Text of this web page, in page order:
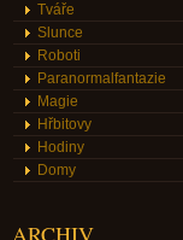
Tváře
Slunce
Roboti
Paranormalfantazie
Magie
Hřbitovy
Hodiny
Domy
ARCHIV